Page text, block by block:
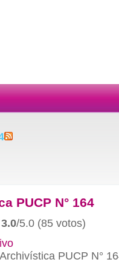
PUCP N° 164
/5.0 (85 votos)
PUCP N°